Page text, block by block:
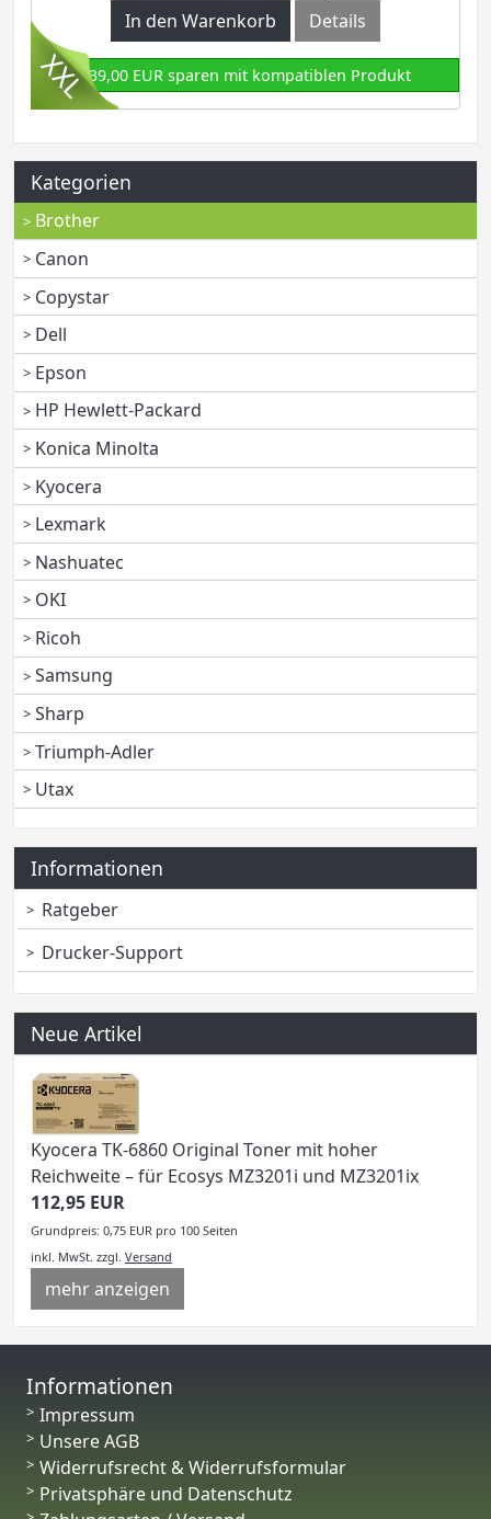
In den Warenkorb
Details
139,00 EUR sparen mit kompatiblen Produkt
Kategorien
Brother
Canon
Copystar
Dell
Epson
HP Hewlett-Packard
Konica Minolta
Kyocera
Lexmark
Nashuatec
OKI
Ricoh
Samsung
Sharp
Triumph-Adler
Utax
Informationen
Ratgeber
Drucker-Support
Neue Artikel
Kyocera TK-6860 Original Toner mit hoher
Reichweite – für Ecosys MZ3201i und MZ3201ix
112,95 EUR
Grundpreis: 0,75 EUR pro 100 Seiten
inkl. MwSt. zzgl. Versand
mehr anzeigen
Informationen
Impressum
Unsere AGB
Widerrufsrecht & Widerrufsformular
Privatsphäre und Datenschutz